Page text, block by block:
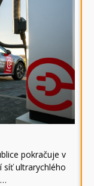
pokračuje v
ultrarychlého